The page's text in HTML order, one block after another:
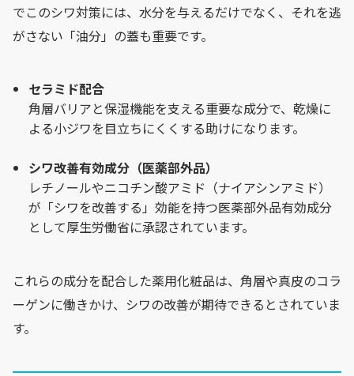
でこのシワ対策には、水分を与えるだけでなく、それを逃
がさない「油分」の蓋も重要です。
セラミド配合
角層バリアと保湿機能を支える重要な成分で、乾燥に
よる小ジワを目立ちにくくする助けになります。
シワ改善有効成分（医薬部外品）
レチノールやニコチン酸アミド（ナイアシンアミド）
が「シワを改善する」効能を持つ医薬部外品有効成分
として厚生労働省に承認されています。
これらの成分を配合した薬用化粧品は、角層や真皮のコラ
ーゲンに働きかけ、シワの改善が期待できるとされていま
す。